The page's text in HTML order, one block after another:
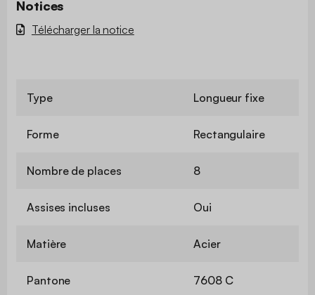
Notices
Télécharger la notice
Type Longueur fixe
Forme Rectangulaire
Nombre de places 8
Assises incluses Oui
Matière Acier
Pantone 7608 C